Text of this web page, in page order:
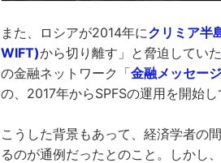
また、ロシアが2014年にクリミア半
WIFT)から切り離す」と脅迫してい
の金融ネットワーク「金融メッセー
の、2017年からSPFSの運用を開始し
こうした背景もあって、経済学者の
るのが通例だったとのこと。しかし